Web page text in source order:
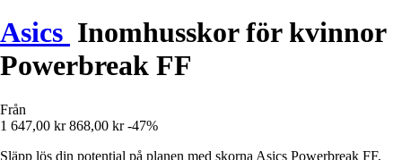
Asics Inomhusskor för kvinnor
Powerbreak FF
Från
1 647,00 kr 868,00 kr -47%
Släpp lös din potential på planen med skorna Asics Powerbreak FF,